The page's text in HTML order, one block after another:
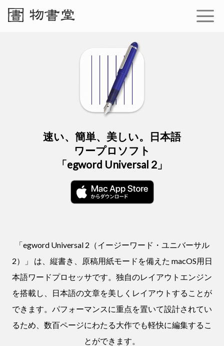
速い、簡単、美しい。日本語
ワープロソフト
「egword Universal 2」
「egword Universal 2（イージーワード・ユニバーサル
2）」 は、縦書き、原稿用紙モードを備えた macOS用日
本語ワードプロセッサです。独自のレイアウトエンジン
を搭載し、日本語の文章を美しくレイアウトすることが
できます。パフォーマンスに重点を置いて設計されてい
るため、数百ページにわたる大作でも軽快に編集するこ
とができます。